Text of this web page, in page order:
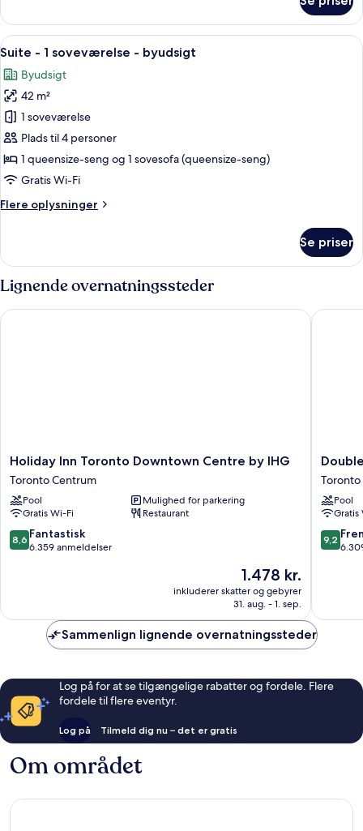
dobbeltværelse
Indlæs
alle
billeder
af
Suite
-
1
soveværelse
byudsigt
Et hotelværelse med en stor seng,
7
Suite - 1 soveværelse - byudsigt
Byudsigt
42 m²
1 soveværelse
Plads til 4 personer
1 queensize-seng og 1 sovesofa (queensize-seng)
Gratis Wi-Fi
Flere oplysninger
Flere
-
1
soveværelse
byudsigt
Se priser
Lignende overnatningssteder
Holiday
Inn
Toronto
Downtown
Centre
by
IHG
Holiday Inn Toronto Downtown Centre by IHG
Toronto Centrum
Pool
Mulighed for parkering
Gratis Wi-Fi
Restaurant
8.6
ud
anmeldelser
8,6 Fantastisk
6.359 anmeldelser
Prisen
1.478 kr.
1.478 kr.
inkluderer skatter og gebyrer
31. aug. - 1. sep.
Holiday Inn Toronto Downtown Centre by IHG
by
Hilton
Hotel
Toronto
Toronto
Pool
Gratis
9.2
ud
9,2
Sammenlign lignende overnatningssteder
Log på for at se tilgængelige rabatter og fordele. Flere
fordele til flere eventyr.
Log på Tilmeld dig nu – det er gratis
Om området